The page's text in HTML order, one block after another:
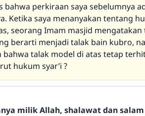
bahwa perkiraan saya sebelumnya
Ketika saya menanyakan tentang
seorang Imam masjid
berarti menjadi talak bain kubro,
bahwa talak model di atas tetap
hukum syar’i ?
milik Allah, shalawat dan